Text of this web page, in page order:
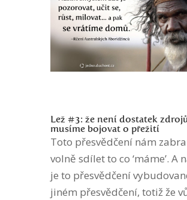
Lež #3: že není dostatek
musíme bojovat o přežití
Toto přesvědčení nám
volně sdílet to co ‘máme’. A
je to přesvědčení
jiném přesvědčení, totiž že